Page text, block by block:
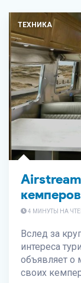
ТЕХНИКА
4 МИНУТЫ НА
Вслед за
интереса
объявляет о
своих